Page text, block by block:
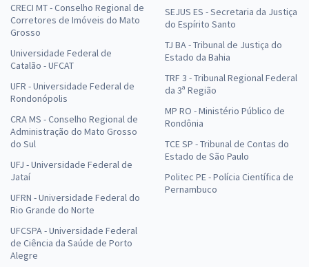
CRECI MT - Conselho Regional de
Corretores de Imóveis do Mato
Grosso
Universidade Federal de
Catalão - UFCAT
UFR - Universidade Federal de
Rondonópolis
CRA MS - Conselho Regional de
Administração do Mato Grosso
do Sul
UFJ - Universidade Federal de
Jataí
UFRN - Universidade Federal do
Rio Grande do Norte
UFCSPA - Universidade Federal
de Ciência da Saúde de Porto
Alegre
SEJUS ES - Secretaria da Justiça
do Espírito Santo
TJ BA - Tribunal de Justiça do
Estado da Bahia
TRF 3 - Tribunal Regional Federal
da 3ª Região
MP RO - Ministério Público de
Rondônia
TCE SP - Tribunal de Contas do
Estado de São Paulo
Politec PE - Polícia Científica de
Pernambuco